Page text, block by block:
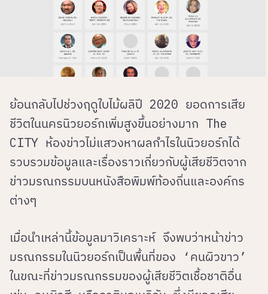
ย้อนกลับไปช่วงฤดูใบไม้ผลิปี 2020 ยอดการเสีย
ชีวิตในนครนิวยอร์กเพิ่มสูงขึ้นอย่างมาก The
CITY ห้องข่าวไม่แสวงหาผลกำไรในนิวยอร์กได้
รวบรวมข้อมูลและเรื่องราวเกี่ยวกับผู้เสียชีวิตจาก
ข่าวมรณกรรมบนหนังสือพิมพ์ท้องถิ่นและองค์กร
ต่างๆ
เมื่อนำเหล่านี้ข้อมูลมาวิเคราะห์ จึงพบว่าหน้าข่าว
มรณกรรมในนิวยอร์กเป็นพื้นที่ของ ‘คนผิวขาว’
ในขณะที่ข่าวมรณกรรมของผู้เสียชีวิตเชื้อชาติอื่น